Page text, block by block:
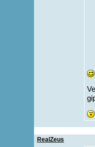
RealZeus